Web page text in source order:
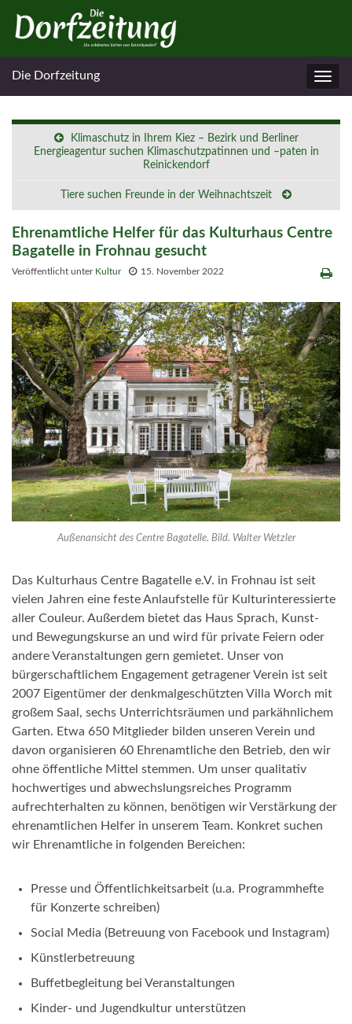
Die Dorfzeitung
Klimaschutz in Ihrem Kiez – Bezirk und Berliner
Energieagentur suchen Klimaschutzpatinnen und –paten in
Reinickendorf
Tiere suchen Freunde in der Weihnachtszeit
Ehrenamtliche Helfer für das Kulturhaus Centre
Bagatelle in Frohnau gesucht
Veröffentlicht unter Kultur 15. November 2022
Außenansicht des Centre Bagatelle. Bild. Walter Wetzler
Das Kulturhaus Centre Bagatelle e.V. in Frohnau ist seit
vielen Jahren eine feste Anlaufstelle für Kulturinteressierte
aller Couleur. Außerdem bietet das Haus Sprach, Kunst-
und Bewegungskurse an und wird für private Feiern oder
andere Veranstaltungen gern gemietet. Unser von
bürgerschaftlichem Engagement getragener Verein ist seit
2007 Eigentümer der denkmalgeschützten Villa Worch mit
großem Saal, sechs Unterrichtsräumen und parkähnlichem
Garten. Etwa 650 Mitglieder bilden unseren Verein und
davon organisieren 60 Ehrenamtliche den Betrieb, den wir
ohne öffentliche Mittel stemmen. Um unser qualitativ
hochwertiges und abwechslungsreiches Programm
aufrechterhalten zu können, benötigen wir Verstärkung der
ehrenamtlichen Helfer in unserem Team. Konkret suchen
wir Ehrenamtliche in folgenden Bereichen:
Presse und Öffentlichkeitsarbeit (u.a. Programmhefte
für Konzerte schreiben)
Social Media (Betreuung von Facebook und Instagram)
Künstlerbetreuung
Buffetbegleitung bei Veranstaltungen
Kinder- und Jugendkultur unterstützen